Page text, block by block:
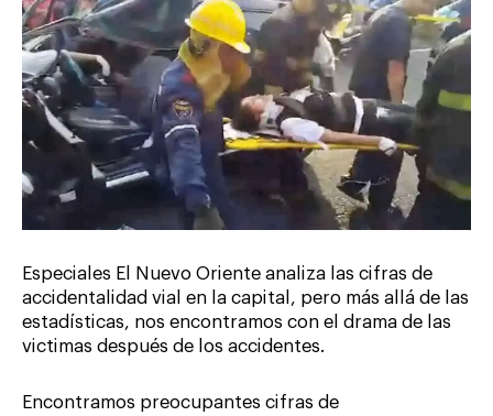
Especiales El Nuevo Oriente analiza las cifras de
accidentalidad vial en la capital, pero más allá de las
estadísticas, nos encontramos con el drama de las
victimas después de los accidentes.
Encontramos preocupantes cifras de